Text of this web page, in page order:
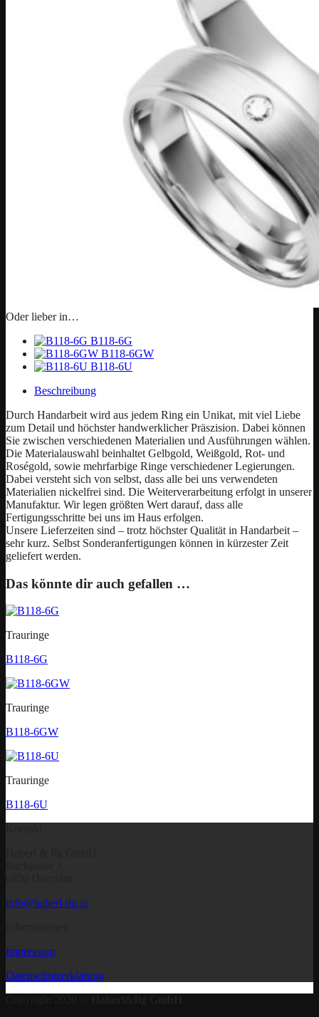
Oder lieber in…
B118-6G
B118-6GW
B118-6U
Beschreibung
Durch Handarbeit wird aus jedem Ring ein Unikat, mit viel Liebe
zum Detail und höchster handwerklicher Präszision. Dabei können
Sie zwischen verschiedenen Materialien und Ausführungen wählen.
Die Materialauswahl beinhaltet Gelbgold, Weißgold, Rot- und
Roségold, sowie mehrfarbige Ringe verschiedener Legierungen.
Dabei versteht sich von selbst, dass alle bei uns verwendeten
Materialien nickelfrei sind. Die Weiterverarbeitung erfolgt in unserer
Manufaktur. Wir legen größten Wert darauf, dass alle
Fertigungsschritte bei uns im Haus erfolgen.
Unsere Lieferzeiten sind – trotz höchster Qualität in Handarbeit –
sehr kurz. Selbst Sonderanfertigungen können in kürzester Zeit
geliefert werden.
Das könnte dir auch gefallen …
Trauringe
B118-6G
Trauringe
B118-6GW
Trauringe
B118-6U
info@haberl-ilg.at
Impressum
Datenschutzerklärung